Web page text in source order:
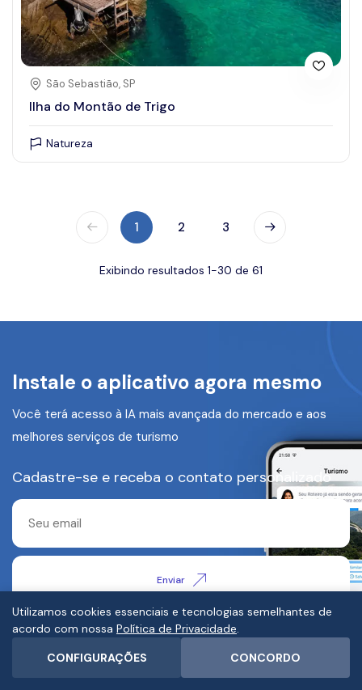
(12) 3892-2620
São Sebastião, SP
Ilha do Montão de Trigo
Natureza
1 2 3
Exibindo resultados 1-30 de 61
Instale o aplicativo agora mesmo
Você terá acesso à IA mais avançada do mercado e aos
melhores serviços de turismo
Cadastre-se e receba o contato personalizado
Enviar
Utilizamos cookies essenciais e tecnologias semelhantes de
acordo com nossa Política de Privacidade.
CONFIGURAÇÕES
CONCORDO